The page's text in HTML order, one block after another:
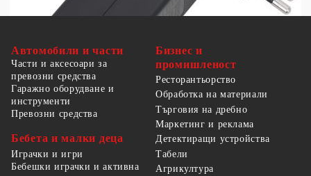
Автомобили и части
Части и аксесоари за
превозни средства
Гаражно оборудване и
инструменти
Превозни средства
Бебета и малки деца
Играчки и игри
Бебешки играчки и активна
Бизнес и
промишленост
Ресторантьорство
Обработка на материали
Търговия на дребно
Маркетинг и реклама
Детектиращи устройства
Табели
Агрикултура